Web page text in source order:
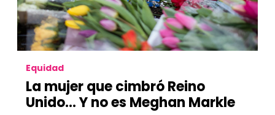
Equidad
La mujer que cimbró Reino
Unido… Y no es Meghan Markle